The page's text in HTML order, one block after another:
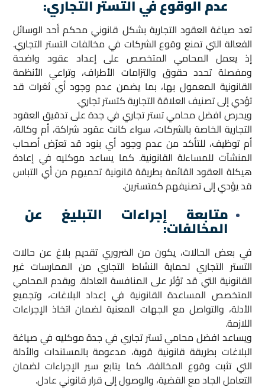
عدم الوقوع في التستر التجاري:
تعد صياغة العقود التجارية بشكل قانوني محكم أحد الوسائل
الفعالة التي تمنع وقوع الشركات في مخالفات التستر التجاري.
إذ يعمل المحامي المتخصص على إعداد عقود واضحة
ومفصلة تحدد حقوق والتزامات الأطراف، وتراعي الأنظمة
القانونية المعمول بها، بما يضمن عدم وجود أي ثغرات قد
تؤدي إلى تصنيف العلاقة التجارية كتستر تجاري.
ويحرص افضل محامي تستر تجاري في جدة على تدقيق العقود
التجارية الخاصة بالشركات، سواء كانت عقود شراكة، أم وكالة،
أم توظيف، للتأكد من عدم وجود أي بنود قد تعرّض أصحاب
المنشآت للمساءلة القانونية. كما يساعد موكليه في إعادة
هيكلة العقود القائمة بطريقة قانونية تحميهم من أي التباس
قد يؤدي إلى تصنيفهم كمتسترين.
متابعة إجراءات التبليغ عن
المخالفات:
في بعض الحالات، يكون من الضروري تقديم بلاغ عن حالات
التستر التجاري لحماية النشاط التجاري من الممارسات غير
القانونية التي قد تؤثر على المنافسة العادلة. ويقدم المحامي
المتخصص المساعدة القانونية في إعداد البلاغات، وتجميع
الأدلة، والتواصل مع الجهات المعنية لضمان اتخاذ الإجراءات
اللازمة.
ويساعد افضل محامي تستر تجاري في جدة موكليه في صياغة
البلاغات بطريقة قانونية قوية، مدعومة بالمستندات والأدلة
التي تثبت وقوع المخالفة، كما يتابع سير الإجراءات لضمان
التعامل الجاد مع القضية، والوصول إلى قرار قانوني عادل.